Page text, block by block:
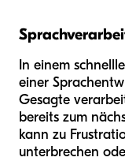
In einem
einer
Gesagte
bereits zum
kann zu
unterbrechen